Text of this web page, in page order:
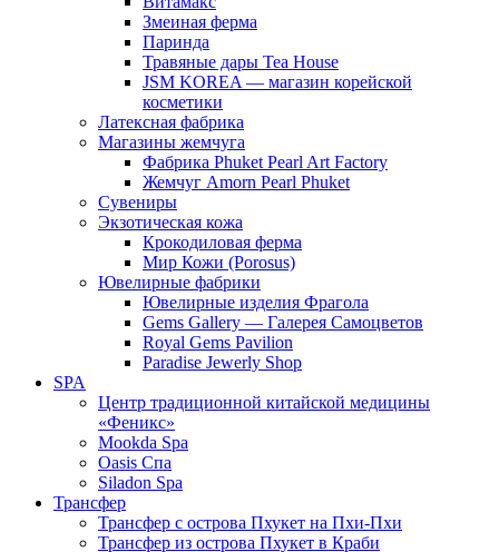
Змеиная ферма
Паринда
Травяные дары Tea House
JSM KOREA — магазин корейской
косметики
Латексная фабрика
Магазины жемчуга
Фабрика Phuket Pearl Art Factory
Жемчуг Amorn Pearl Phuket
Сувениры
Экзотическая кожа
Крокодиловая ферма
Мир Кожи (Porosus)
Ювелирные фабрики
Ювелирные изделия Фрагола
Gems Gallery — Галерея Самоцветов
Royal Gems Pavilion
Paradise Jewerly Shop
SPA
Центр традиционной китайской медицины
«Феникс»
Mookda Spa
Oasis Спа
Siladon Spa
Трансфер
Трансфер с острова Пхукет на Пхи-Пхи
Трансфер из острова Пхукет в Краби